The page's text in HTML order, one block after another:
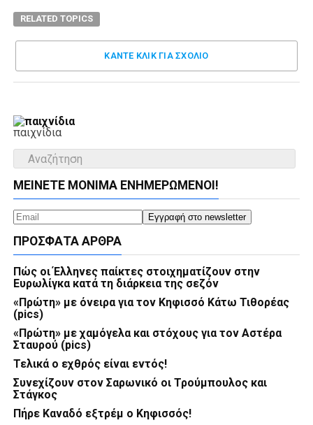
RELATED TOPICS
ΚΑΝΤΕ ΚΛΊΚ ΓΙΑ ΣΧΌΛΙΟ
παιχνίδια
ΜΕΊΝΕΤΕ ΜΌΝΙΜΑ ΕΝΗΜΕΡΏΜΕΝΟΙ!
ΠΡΌΣΦΑΤΑ ΆΡΘΡΑ
Πώς οι Έλληνες παίκτες στοιχηματίζουν στην
Ευρωλίγκα κατά τη διάρκεια της σεζόν
«Πρώτη» με όνειρα για τον Κηφισσό Κάτω Τιθορέας
(pics)
«Πρώτη» με χαμόγελα και στόχους για τον Αστέρα
Σταυρού (pics)
Τελικά ο εχθρός είναι εντός!
Συνεχίζουν στον Σαρωνικό οι Τρούμπουλος και
Στάγκος
Πήρε Καναδό εξτρέμ ο Κηφισσός!